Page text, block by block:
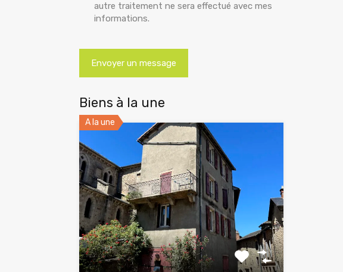
autre traitement ne sera effectué avec mes
informations.
Biens à la une
A la une